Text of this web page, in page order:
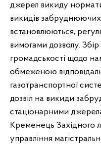
джерел викиду
викидів
встановлюються,
вимогами дозволу.
громадськості щодо
обмеженою
газотранспортної
дозвіл на викиди
стаціонарними
Кременець Західного
управління